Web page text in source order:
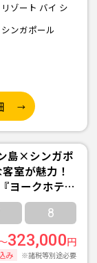
ゾート バイ シ
ンガポール
島×シンガポ
室が魅力！
ヨークホテ
利用 3泊5日
8
323,000円
み ※諸税等別途必要